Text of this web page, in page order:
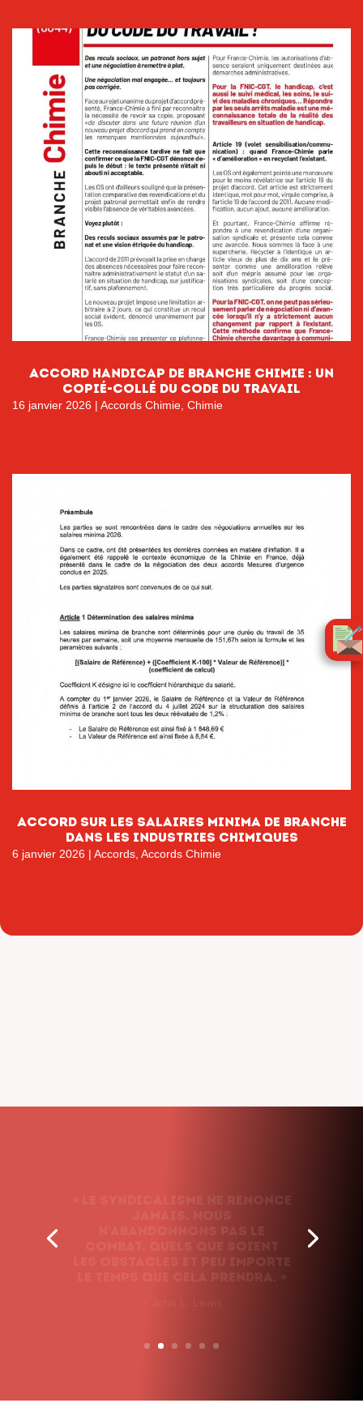
Accord handicap de branche chimie : un
copié-collé du code du travail
16 janvier 2026 | Accords Chimie, Chimie
Accord sur les salaires minima de branche
dans les industries chimiques
6 janvier 2026 | Accords Accords Chimie